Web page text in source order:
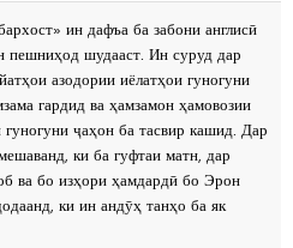
ин дафъа ба забони англисӣ
шудааст. Ин суруд дар
азодории иёлатҳои гуногуни
гардид ва ҳамзамон ҳамовозии
ҷаҳон ба тасвир кашид. Дар
ки ба гуфтаи матн, дар
ва бо изҳори ҳамдардӣ бо Эрон
ки ин андӯҳ танҳо ба як